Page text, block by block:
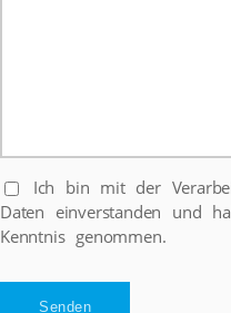
Ich bin mit der
Daten einverstanden und
Kenntnis genommen.